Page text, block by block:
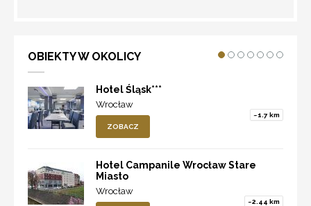
OBIEKTY W OKOLICY
Hotel Śląsk***
Wrocław
~1.7 km
ZOBACZ
Hotel Campanile Wrocław Stare
Miasto
Wrocław
~2.44 km